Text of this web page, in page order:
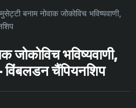
बनाम नोवाक जोकोविच भविष्यवाणी,
जोकोविच भविष्यवाणी,
चैंपियनशिप